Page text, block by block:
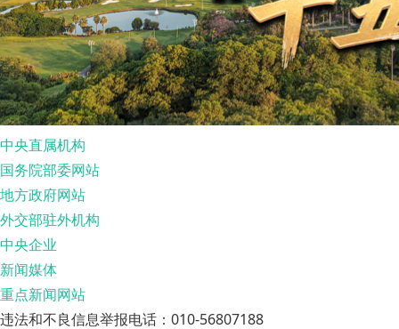
中央直属机构
国务院部委网站
地方政府网站
外交部驻外机构
中央企业
新闻媒体
重点新闻网站
违法和不良信息举报电话：010-56807188